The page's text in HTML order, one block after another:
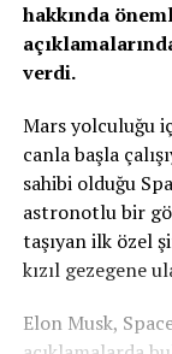
hakkında
verdi.
Mars yolculuğu
canla başla
sahibi olduğu
astronotlu bir
taşıyan ilk özel
kızıl gezegene
Elon Musk,